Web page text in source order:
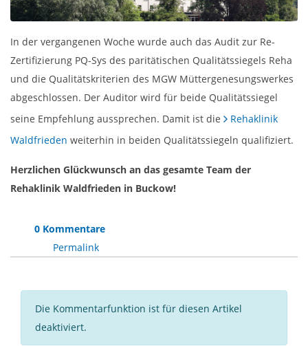
In der vergangenen Woche wurde auch das Audit zur Re-
Zertifizierung PQ-Sys des paritätischen Qualitätssiegels Reha
und die Qualitätskriterien des MGW Müttergenesungswerkes
abgeschlossen. Der Auditor wird für beide Qualitätssiegel
seine Empfehlung aussprechen. Damit ist die
Rehaklinik
Waldfrieden weiterhin in beiden Qualitätssiegeln qualifiziert.
Herzlichen Glückwunsch an das gesamte Team der
Rehaklinik Waldfrieden in Buckow!
0 Kommentare
Permalink
Die Kommentarfunktion ist für diesen Artikel
deaktiviert.